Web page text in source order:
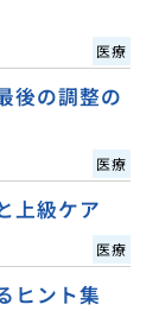
医療
後の調整の
医療
上級ケア
医療
ヒント集